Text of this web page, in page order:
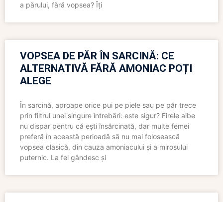
a părului, fără vopsea? Îți
VOPSEA DE PĂR ÎN SARCINĂ: CE
ALTERNATIVĂ FĂRĂ AMONIAC POȚI
ALEGE
În sarcină, aproape orice pui pe piele sau pe păr trece
prin filtrul unei singure întrebări: este sigur? Firele albe
nu dispar pentru că ești însărcinată, dar multe femei
preferă în această perioadă să nu mai folosească
vopsea clasică, din cauza amoniacului și a mirosului
puternic. La fel gândesc și